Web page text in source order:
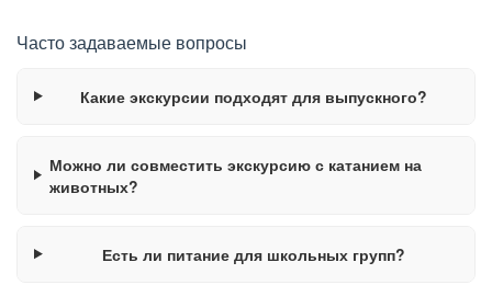
Часто задаваемые вопросы
Какие экскурсии подходят для выпускного?
Можно ли совместить экскурсию с катанием на
животных?
Есть ли питание для школьных групп?